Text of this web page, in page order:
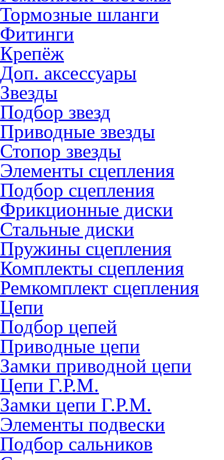
Тормозные шланги
Фитинги
Крепёж
Доп. аксессуары
Звезды
Подбор звезд
Приводные звезды
Стопор звезды
Элементы сцепления
Подбор сцепления
Фрикционные диски
Стальные диски
Пружины сцепления
Комплекты сцепления
Ремкомплект сцепления
Цепи
Подбор цепей
Приводные цепи
Замки приводной цепи
Цепи Г.Р.М.
Замки цепи Г.Р.М.
Элементы подвески
Подбор сальников